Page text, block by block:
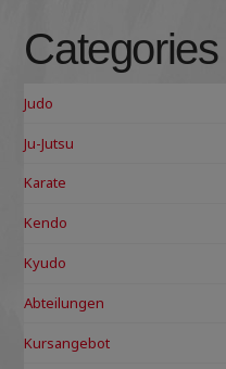
Categories
Judo
Ju-Jutsu
Karate
Kendo
Kyudo
Abteilungen
Kursangebot